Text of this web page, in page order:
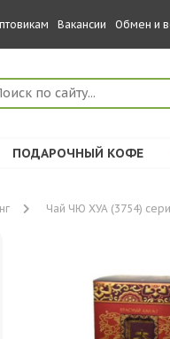
Вакансии Обмен и
ПОДАРОЧНЫЙ КОФЕ
Чай ЧЮ ХУА (3754)